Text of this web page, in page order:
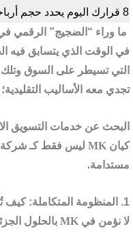
8 قرارك اليوم يحدد حجم
ما وراء “الضجيج” الرقمي
في الوقت الذي يتسابق فيه
التي تسيطر على السوق
تجدي معه الأساليب
البحث عن خدمات التسويق
كيان MK
ليس فقط كـ
مستدامة.
1. المنظومة المتكاملة: كيف تُصاغ خدمات التسويق الالكتروني في MK؟
لا نؤمن في MK بالحلول الجزئية.